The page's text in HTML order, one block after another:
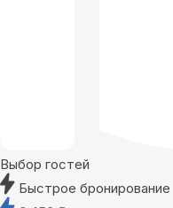
Выбор гостей
Быстрое бронирование